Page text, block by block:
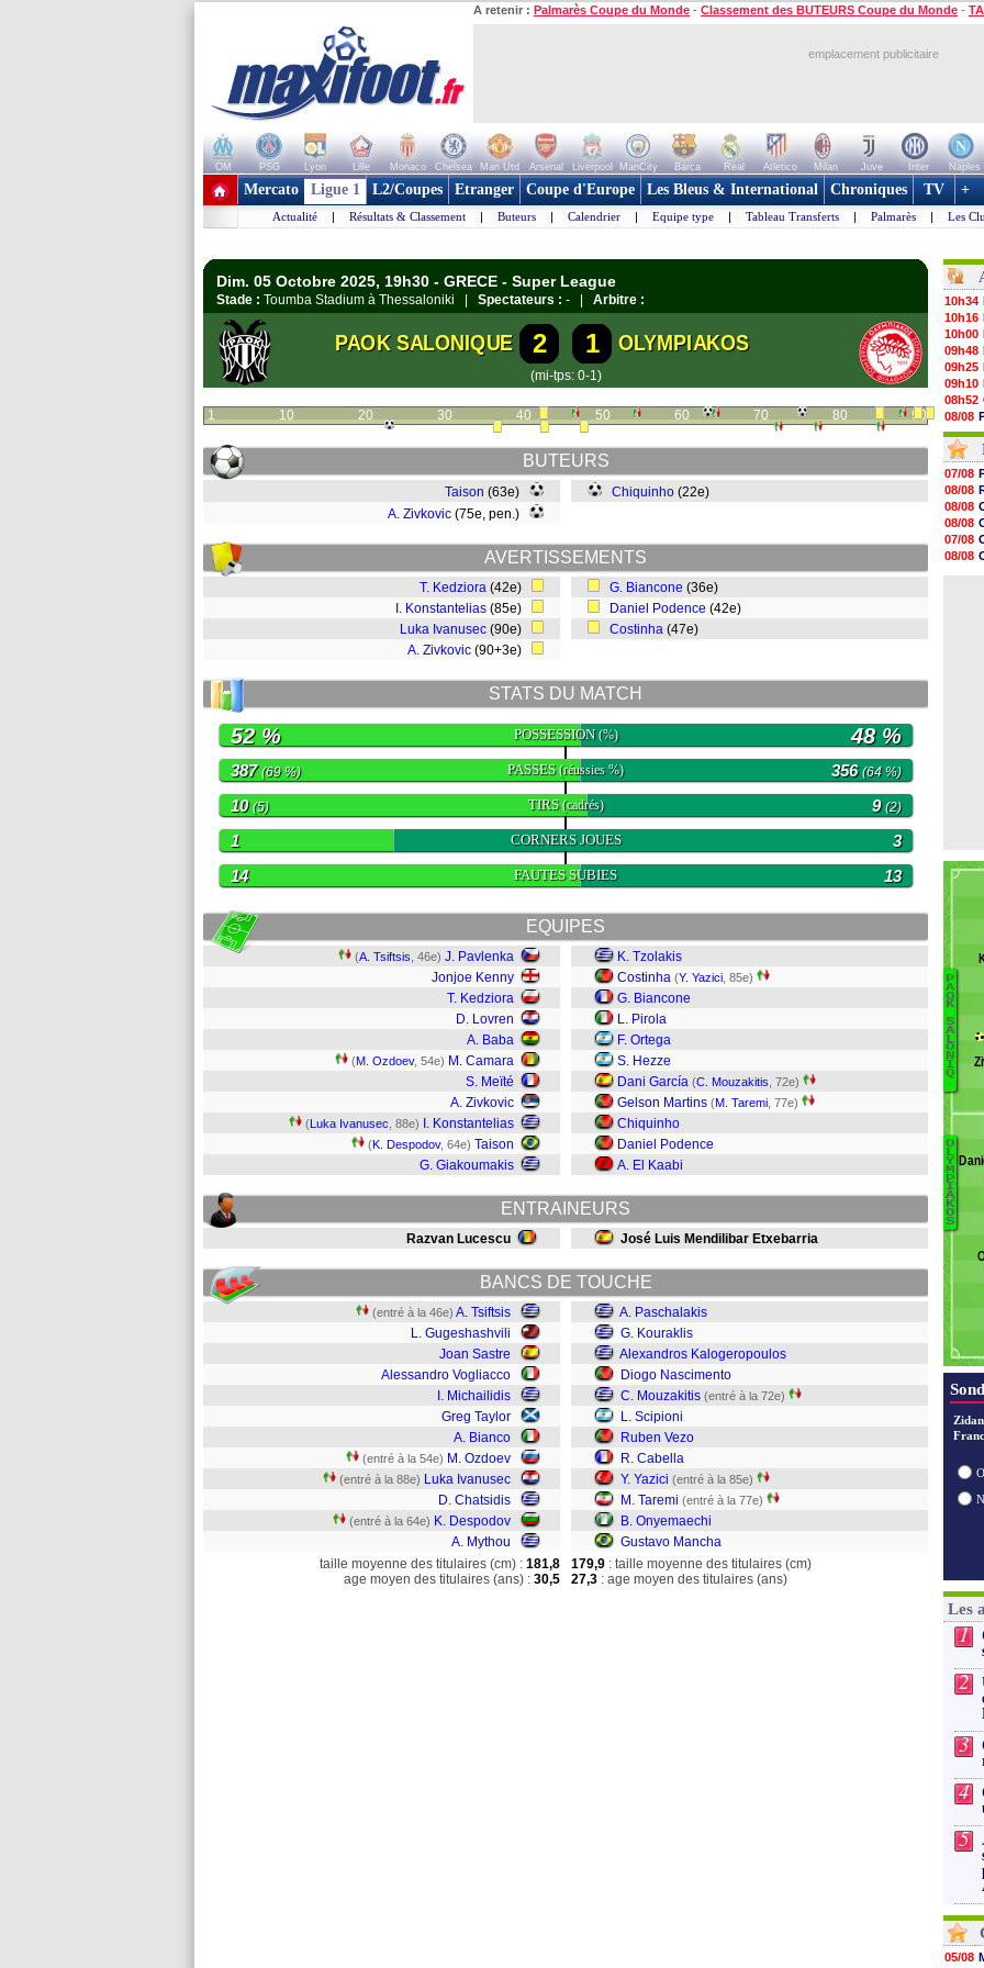
A retenir : Palmarès Coupe du Monde - Classement des BUTEURS Coupe du Monde -
emplacement publicitaire
OM PSG Lyon Lille Monaco Chelsea Man Utd Arsenal Liverpool ManCity Barca Real Atletico Milan Juve Inter Naples
+ de clubs
Mercato Ligue 1 L2/Coupes Etranger Coupe d'Europe Les Bleus & International Chroniques TV +
Actualité | Résultats & Classement | Buteurs | Calendrier | Equipe type | Tableau Transferts | Palmarès | Les
Dim. 05 Octobre 2025, 19h30 - GRECE - Super League
Stade : Toumba Stadium à Thessaloniki | Spectateurs : - | Arbitre :
PAOK SALONIQUE 2 1 OLYMPIAKOS
(mi-tps: 0-1)
1 10 20 30 40 50 60 70 80 90
BUTEURS
Taison (63e)
A. Zivkovic (75e, pen.)
Chiquinho (22e)
AVERTISSEMENTS
T. Kedziora (42e)
I. Konstantelias (85e)
Luka Ivanusec (90e)
A. Zivkovic (90+3e)
G. Biancone (36e)
Daniel Podence (42e)
Costinha (47e)
STATS DU MATCH
POSSESSION(%)
52 % 48 %
PASSES(réussies %)
387(69 %) 356(64 %)
TIRS(cadrés)
10(5) 9(2)
CORNERS JOUES
1 3
FAUTES SUBIES
14 13
EQUIPES
(A. Tsiftsis , 46e) J. Pavlenka
Jonjoe Kenny
T. Kedziora
D. Lovren
A. Baba
(M. Ozdoev, 54e) M. Camara
S. Meïté
A. Zivkovic
(Luka Ivanusec , 88e) I. Konstantelias
(K. Despodov, 64e) Taison
G. Giakoumakis
K. Tzolakis
Costinha (Y. Yazici , 85e)
G. Biancone
L. Pirola
F. Ortega
S. Hezze
Dani García (C. Mouzakitis , 72e)
Gelson Martins (M. Taremi , 77e)
Chiquinho
Daniel Podence
A. El Kaabi
ENTRAINEURS
Razvan Lucescu José Luis Mendilibar Etxebarria
BANCS DE TOUCHE
(entré à la 46e) A. Tsiftsis
L. Gugeshashvili
Joan Sastre
Alessandro Vogliacco
I. Michailidis
Greg Taylor
A. Bianco
(entré à la 54e) M. Ozdoev
(entré à la 88e) Luka Ivanusec
D. Chatsidis
(entré à la 64e) K. Despodov
A. Mythou
A. Paschalakis
G. Kouraklis
Alexandros Kalogeropoulos
Diogo Nascimento
C. Mouzakitis (entré à la 72e)
L. Scipioni
Ruben Vezo
R. Cabella
Y. Yazici (entré à la 85e)
M. Taremi (entré à la 77e)
B. Onyemaechi
Gustavo Mancha
taille moyenne des titulaires (cm) : 181,8
age moyen des titulaires (ans) : 30,5
179,9 : taille moyenne des titulaires (cm)
27,3 : age moyen des titulaires (ans)
10h34
10h16
10h00
09h48
09h25
09h10
08h52
08/08
08/08
08/08
08/08
08/08
08/08
08/08
08/08
08/08
08/08
07/08
08/08
08/08
08/08
07/08
08/08
P
A
O
K
S
A
L
O
N
I
Q
.
O
L
Y
M
P
I
A
K
O
S
Les
1
2
3
4
5
05/08